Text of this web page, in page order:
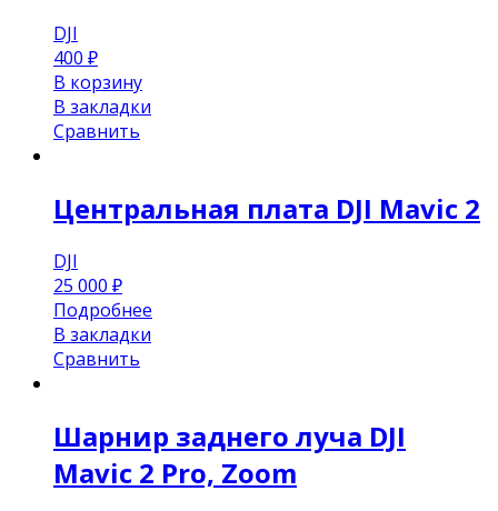
DJI
400 ₽
В корзину
В закладки
Сравнить
Центральная плата DJI Mavic 2
DJI
25 000 ₽
Подробнее
В закладки
Сравнить
Шарнир заднего луча DJI
Mavic 2 Pro, Zoom